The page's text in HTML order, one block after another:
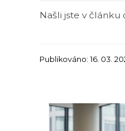
Našli jste v článku
Publikováno: 16. 03.